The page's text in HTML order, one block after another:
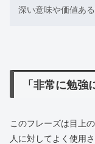
深い意味や価値あ
「非常に勉
このフレーズは目上
人に対してよく使用さ